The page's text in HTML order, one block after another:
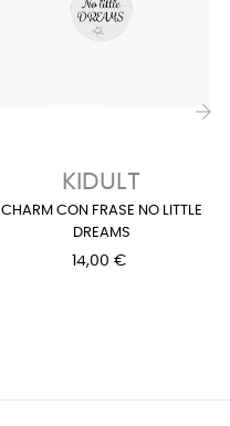
KIDULT
CHARM CON FRASE NO LITTLE
DREAMS
14,00 €